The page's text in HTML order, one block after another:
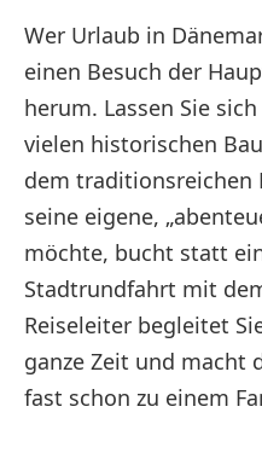
Wer Urlaub in
einen Besuch der
herum. Lassen Sie
vielen historischen
dem traditionsreichen
seine eigene,
möchte, bucht statt
Stadtrundfahrt mit
Reiseleiter begleitet
ganze Zeit und macht
fast schon zu einem